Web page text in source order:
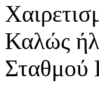
Καλώς